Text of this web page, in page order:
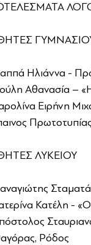
Ηλιάννα -
Αθανασία –
Ειρήνη
ΛΥΚΕΙΟΥ
Κατέλη -
Ρόδος